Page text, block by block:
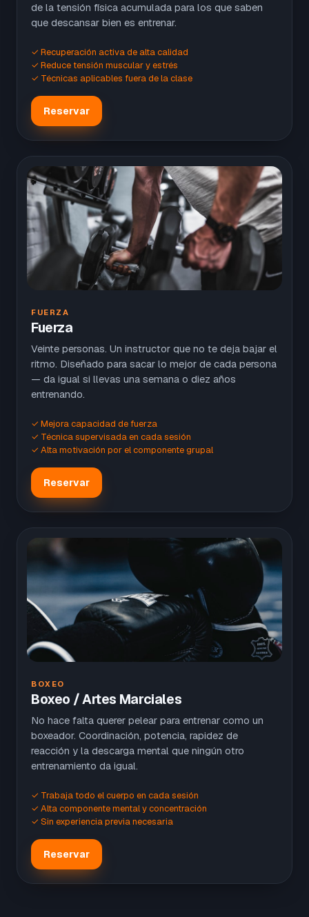
de la tensión física acumulada para los que saben
que descansar bien es entrenar.
✓ Recuperación activa de alta calidad
✓ Reduce tensión muscular y estrés
✓ Técnicas aplicables fuera de la clase
Reservar
FUERZA
Fuerza
Veinte personas. Un instructor que no te deja bajar el
ritmo. Diseñado para sacar lo mejor de cada persona
— da igual si llevas una semana o diez años
entrenando.
✓ Mejora capacidad de fuerza
✓ Técnica supervisada en cada sesión
✓ Alta motivación por el componente grupal
Reservar
BOXEO
Boxeo / Artes Marciales
No hace falta querer pelear para entrenar como un
boxeador. Coordinación, potencia, rapidez de
reacción y la descarga mental que ningún otro
entrenamiento da igual.
✓ Trabaja todo el cuerpo en cada sesión
✓ Alta componente mental y concentración
✓ Sin experiencia previa necesaria
Reservar